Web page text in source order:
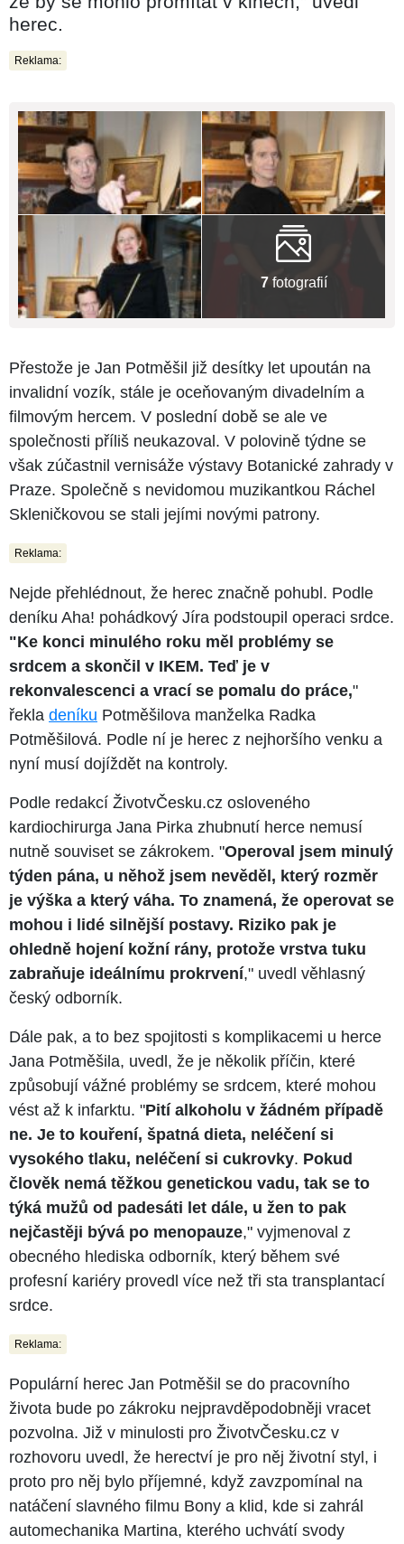
herec.
Reklama:
7fotografií
Přestože je Jan Potměšil již desítky let upoután na
invalidní vozík, stále je oceňovaným divadelním a
filmovým hercem. V poslední době se ale ve
společnosti příliš neukazoval. V polovině týdne se
však zúčastnil vernisáže výstavy Botanické zahrady v
Praze. Společně s nevidomou muzikantkou Ráchel
Skleničkovou se stali jejími novými patrony.
Reklama:
Nejde přehlédnout, že herec značně pohubl. Podle
deníku Aha! pohádkový Jíra podstoupil operaci srdce.
"Ke konci minulého roku měl problémy se
srdcem a skončil v IKEM. Teď je v
rekonvalescenci a vrací se pomalu do práce,"
řekla deníku Potměšilova manželka Radka
Potměšilová. Podle ní je herec z nejhoršího venku a
nyní musí dojíždět na kontroly.
Podle redakcí ŽivotvČesku.cz osloveného
kardiochirurga Jana Pirka zhubnutí herce nemusí
nutně souviset se zákrokem. "Operoval jsem minulý
týden pána, u něhož jsem nevěděl, který rozměr
je výška a který váha. To znamená, že operovat se
mohou i lidé silnější postavy. Riziko pak je
ohledně hojení kožní rány, protože vrstva tuku
zabraňuje ideálnímu prokrvení," uvedl věhlasný
český odborník.
Dále pak, a to bez spojitosti s komplikacemi u herce
Jana Potměšila, uvedl, že je několik příčin, které
způsobují vážné problémy se srdcem, které mohou
vést až k infarktu. "Pití alkoholu v žádném případě
ne. Je to kouření, špatná dieta, neléčení si
vysokého tlaku, neléčení si cukrovky. Pokud
člověk nemá těžkou genetickou vadu, tak se to
týká mužů od padesáti let dále, u žen to pak
nejčastěji bývá po menopauze," vyjmenoval z
obecného hlediska odborník, který během své
profesní kariéry provedl více než tři sta transplantací
srdce.
Reklama:
Populární herec Jan Potměšil se do pracovního
života bude po zákroku nejpravděpodobněji vracet
pozvolna. Již v minulosti pro ŽivotvČesku.cz v
rozhovoru uvedl, že herectví je pro něj životní styl, i
proto pro něj bylo příjemné, když zavzpomínal na
natáčení slavného filmu Bony a klid, kde si zahrál
automechanika Martina, kterého uchvátí svody